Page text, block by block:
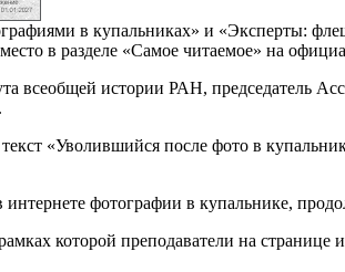
в купальниках» и «Эксперты:
в разделе «Самое читаемое» на
истории РАН, председатель
«Уволившийся после фото в
фотографии в купальнике,
которой преподаватели на странице